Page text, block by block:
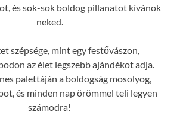
és sok-sok boldog pillanatot kívánok
neked.
szépsége, mint egy festővászon,
az élet legszebb ajándékot adja.
palettáján a boldogság mosolyog,
és minden nap örömmel teli legyen
számodra!